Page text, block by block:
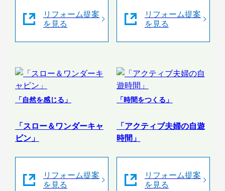
リフォーム提案
を見る
リフォーム提案
を見る
「自然を感じる」
「スロー＆ワンダーキャ
ビン」
リフォーム提案
を見る
「時間をつくる」
「アクティブ夫婦の自遊
時間」
リフォーム提案
を見る